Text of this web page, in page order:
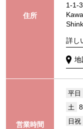
住所
1-1-
詳し
地
営業時間
平日
土
日祝